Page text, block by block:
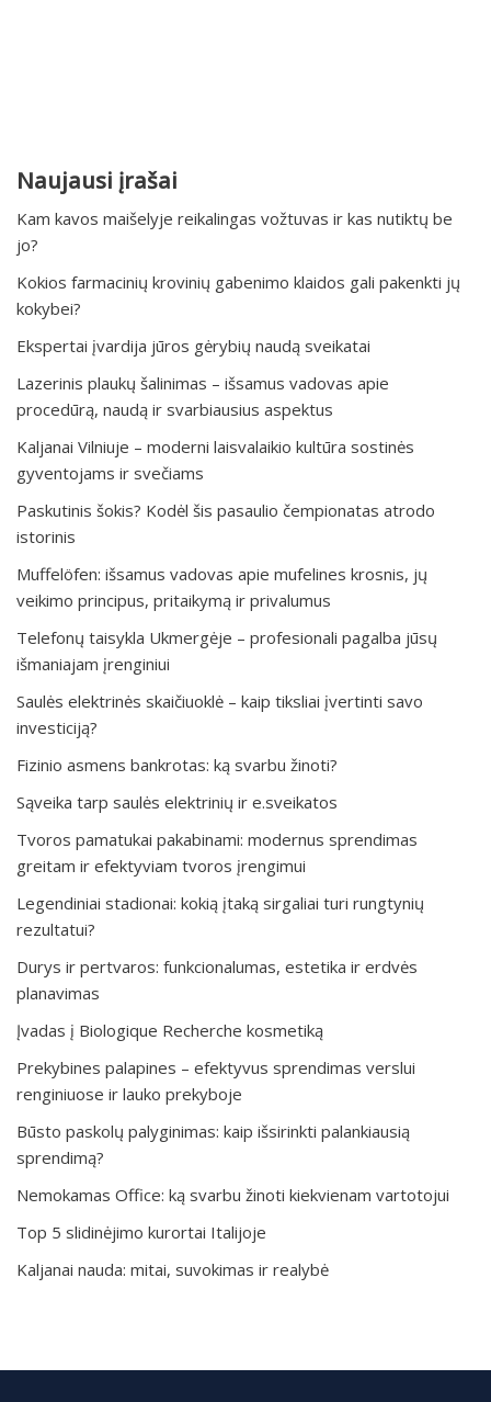
Naujausi įrašai
Kam kavos maišelyje reikalingas vožtuvas ir kas nutiktų be
jo?
Kokios farmacinių krovinių gabenimo klaidos gali pakenkti jų
kokybei?
Ekspertai įvardija jūros gėrybių naudą sveikatai
Lazerinis plaukų šalinimas – išsamus vadovas apie
procedūrą, naudą ir svarbiausius aspektus
Kaljanai Vilniuje – moderni laisvalaikio kultūra sostinės
gyventojams ir svečiams
Paskutinis šokis? Kodėl šis pasaulio čempionatas atrodo
istorinis
Muffelöfen: išsamus vadovas apie mufelines krosnis, jų
veikimo principus, pritaikymą ir privalumus
Telefonų taisykla Ukmergėje – profesionali pagalba jūsų
išmaniajam įrenginiui
Saulės elektrinės skaičiuoklė – kaip tiksliai įvertinti savo
investiciją?
Fizinio asmens bankrotas: ką svarbu žinoti?
Sąveika tarp saulės elektrinių ir e.sveikatos
Tvoros pamatukai pakabinami: modernus sprendimas
greitam ir efektyviam tvoros įrengimui
Legendiniai stadionai: kokią įtaką sirgaliai turi rungtynių
rezultatui?
Durys ir pertvaros: funkcionalumas, estetika ir erdvės
planavimas
Įvadas į Biologique Recherche kosmetiką
Prekybines palapines – efektyvus sprendimas verslui
renginiuose ir lauko prekyboje
Būsto paskolų palyginimas: kaip išsirinkti palankiausią
sprendimą?
Nemokamas Office: ką svarbu žinoti kiekvienam vartotojui
Top 5 slidinėjimo kurortai Italijoje
Kaljanai nauda: mitai, suvokimas ir realybė